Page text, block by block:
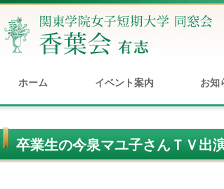
ホーム イベント案内 お知
卒業生の今泉マユ子さんＴＶ出